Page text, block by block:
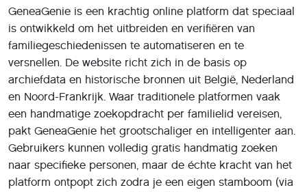
GeneaGenie is een krachtig online platform dat speciaal
is ontwikkeld om het uitbreiden en verifiëren van
familiegeschiedenissen te automatiseren en te
versnellen. De website richt zich in de basis op
archiefdata en historische bronnen uit België, Nederland
en Noord-Frankrijk. Waar traditionele platformen vaak
een handmatige zoekopdracht per familielid vereisen,
pakt GeneaGenie het grootschaliger en intelligenter aan.
Gebruikers kunnen volledig gratis handmatig zoeken
naar specifieke personen, maar de échte kracht van het
platform ontpopt zich zodra je een eigen stamboom (via